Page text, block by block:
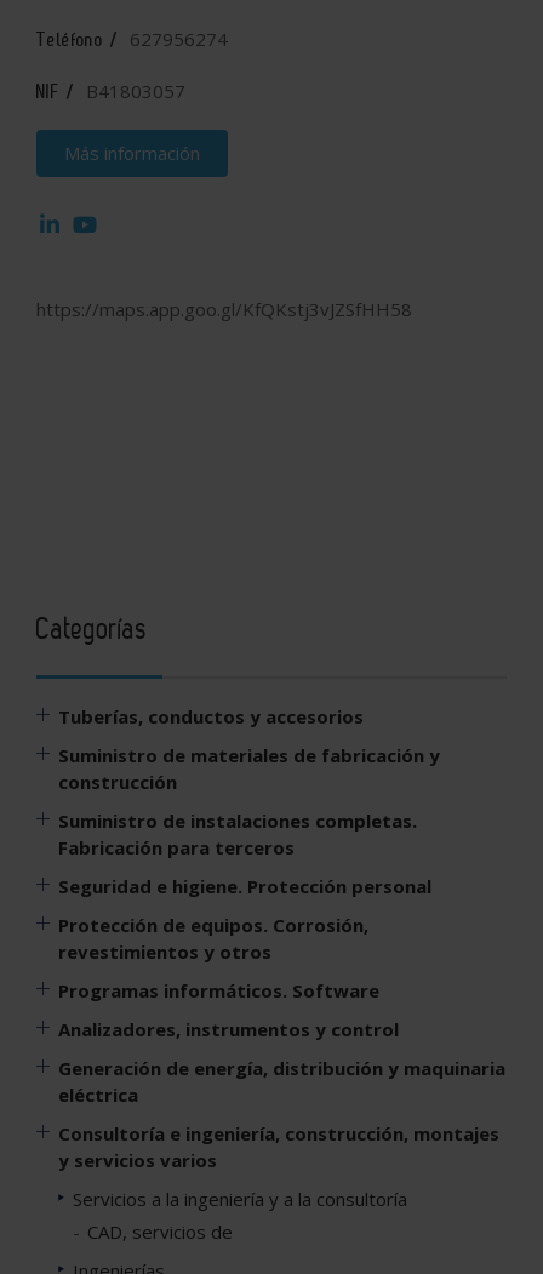
Teléfono / 627956274
NIF / B41803057
Más información
https://maps.app.goo.gl/KfQKstj3vJZSfHH58
Categorías
Tuberías, conductos y accesorios
Suministro de materiales de fabricación y
construcción
Suministro de instalaciones completas.
Fabricación para terceros
Seguridad e higiene. Protección personal
Protección de equipos. Corrosión,
revestimientos y otros
Programas informáticos. Software
Analizadores, instrumentos y control
Generación de energía, distribución y maquinaria
eléctrica
Consultoría e ingeniería, construcción, montajes
y servicios varios
Servicios a la ingeniería y a la consultoría
CAD, servicios de